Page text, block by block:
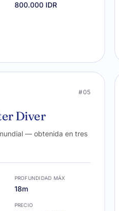
800.000 IDR
#05
Diver
— obtenida en tres
PROFUNDIDAD MÁX
18m
PRECIO